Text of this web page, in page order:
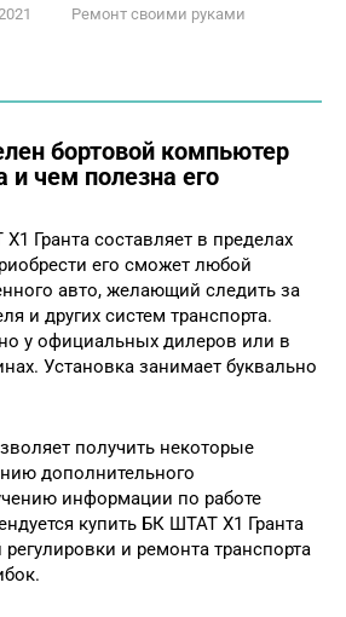
Ремонт своими руками
бортовой компьютер
чем полезна его
Гранта составляет в пределах
его сможет любой
авто, желающий следить за
и других систем транспорта.
у официальных дилеров или в
Установка занимает буквально
получить некоторые
дополнительного
информации по работе
купить БК ШТАТ X1 Гранта
и ремонта транспорта